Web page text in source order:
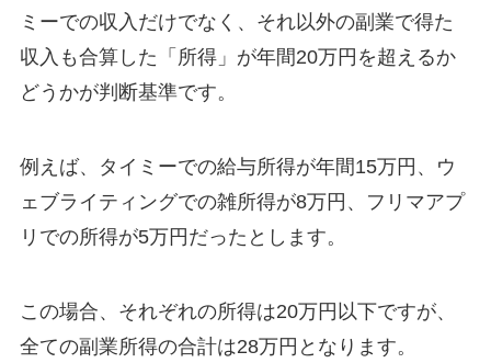
ミーでの収入だけでなく、それ以外の副業で得た
収入も合算した「所得」が年間20万円を超えるか
どうかが判断基準です。
例えば、タイミーでの給与所得が年間15万円、ウ
ェブライティングでの雑所得が8万円、フリマアプ
リでの所得が5万円だったとします。
この場合、それぞれの所得は20万円以下ですが、
全ての副業所得の合計は28万円となります。